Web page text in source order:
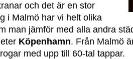
och det är en stor
i Malmö har vi helt olika
man jämför med alla andra
Köpenhamn. Från Malmö
med upp till 60-tal tappar.